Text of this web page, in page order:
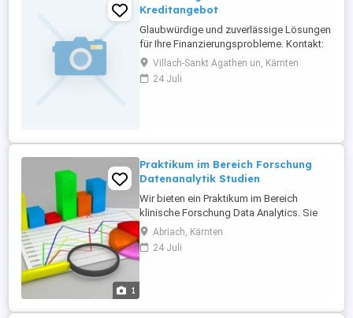
Beziehungen Glück ...
Kreditangebot
Glaubwürdige und zuverlässige Lösungen
für Ihre Finanzierungsprobleme. Kontakt:
CONTACT .FINANCIER001@ GMAIL.COM
Villach-Sankt Agathen un, Kärnten
24 Juli
1
Praktikum im Bereich Forschung
Datenanalytik Studien
Wir bieten ein Praktikum im Bereich
klinische Forschung Data Analytics. Sie
sind Student der Mathematik Statistik,
BWL, VWL, Sozialwissenschaftlen,
Psychologe, Politologe, oder in einem
Praktikum ...
Abriach, Kärnten
24 Juli